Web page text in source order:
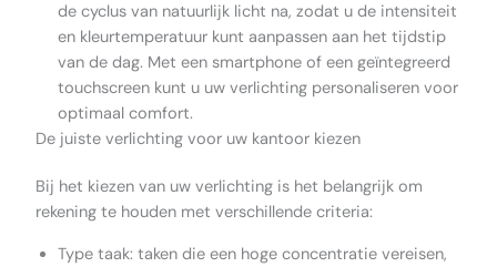
de cyclus van natuurlijk licht na, zodat u de intensiteit
en kleurtemperatuur kunt aanpassen aan het tijdstip
van de dag. Met een smartphone of een geïntegreerd
touchscreen kunt u uw verlichting personaliseren voor
optimaal comfort.
De juiste verlichting voor uw kantoor kiezen
Bij het kiezen van uw verlichting is het belangrijk om
rekening te houden met verschillende criteria:
Type taak: taken die een hoge concentratie vereisen,